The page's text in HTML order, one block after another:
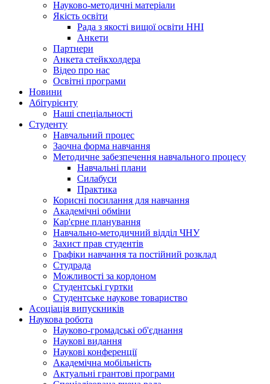
Науково-методичні матеріали
Якість освіти
Рада з якості вищої освіти ННІ
Анкети
Партнери
Анкета стейкхолдера
Відео про нас
Освітні програми
Hовини
Абітурієнту
Наші спеціальності
Студенту
Навчальний процес
Заочна форма навчання
Методичне забезпечення навчального процесу
Навчальні плани
Силабуси
Практика
Корисні посилання для навчання
Академічні обміни
Кар'єрне планування
Навчально-методичний відділ ЧНУ
Захист прав студентів
Графіки навчання та постійний розклад
Студрада
Можливості за кордоном
Студентські гуртки
Студентське наукове товариство
Асоціація випускників
Наукова робота
Науково-громадські об'єднання
Наукові видання
Наукові конференції
Академічна мобільність
Актуальні грантові програми